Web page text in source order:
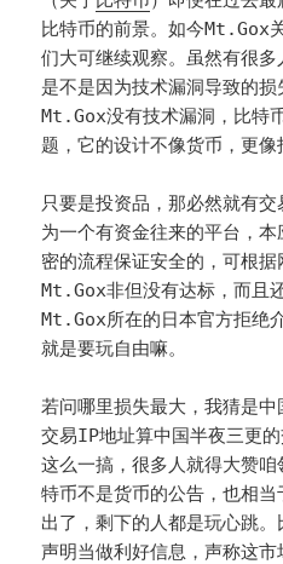
比特币的前景。如今Mt.Gox
们大可继续观察。虽然有很
是不是因为技术漏洞导致的
Mt.Gox没有技术漏洞，比特
题，它的设计不像货币，更像
只要是投资品，那必然就有
为一个有资金往来的平台，
密的流程保证安全的，可根
Mt.Gox非但没有达标，而且
Mt.Gox所在的日本官方拒绝
就是要玩自由嘛。
若问哪里损失最大，我猜是
交易IP地址算中国半夜三更
这么一搞，很多人就得大赞
特币不是货币的公告，也相
出了，剩下的人都是玩心跳
声明当做利好信息，声称这市